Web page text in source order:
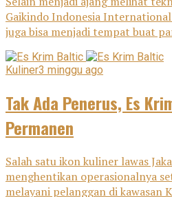
Gaikindo Indonesia
juga bisa menjadi tempat buat
Kuliner3 minggu ago
Tak Ada Penerus, Es
Permanen
Salah satu ikon kuliner lawas
menghentikan operasionalnya
melayani pelanggan di kawasan